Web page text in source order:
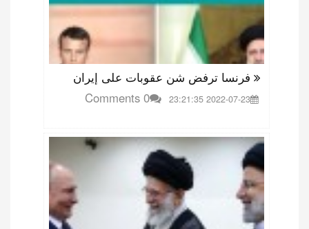
فرنسا ترفض شن عقوبات على إيران
2022-07-23 23:21:35
0 Comments